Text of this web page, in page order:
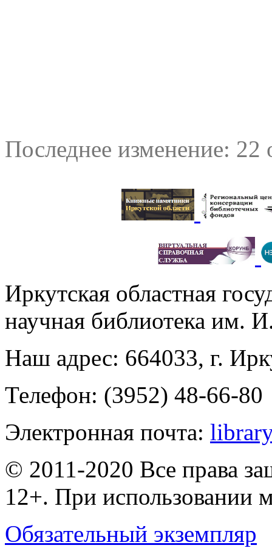
Последнее изменение: 22
Иркутская областная
научная библиотека им.
Наш адрес: 664033, г.
Телефон: (3952) 48-66-80
Электронная почта:
© 2011-2020 Все права
12+. При использовании
Обязательный экземпляр